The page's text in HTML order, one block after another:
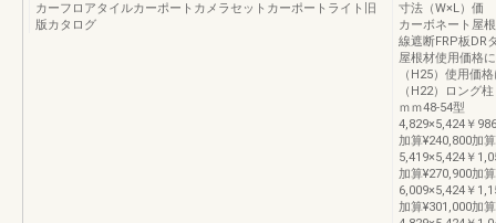
カーフロアタイルカーポートカメラセットカーポートライト旧
版カタログ
寸法（W×L）価
カーボネート屋
線遮断FRP板DR
屋根材使用価格
（H25）使用価
（H22）ロング
ｍｍ48-54型
4,829×5,424￥
加算¥240,800加
5,419×5,424￥
加算¥270,900加
6,009×5,424￥
加算¥301,000加